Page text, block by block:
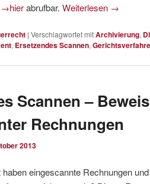
→hierabrufbar. Weiterlesen →
| Verschlagwortet mitArchivierung,
, Ersetzendes Scannen,
Scannen –
Rechnungen
2013
eingescannte Rechnungen